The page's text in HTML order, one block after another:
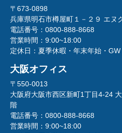
〒673-0898
兵庫県明石市樽屋町１－２９ エヌ
電話番号： 0800-888-8668
営業時間： 9:00~18:00
定休日： 夏季休暇・年末年始・GW
大阪オフィス
〒550-0013
大阪府大阪市西区新町1丁目4-24
階
電話番号： 0800-888-8668
営業時間： 9:00~18:00